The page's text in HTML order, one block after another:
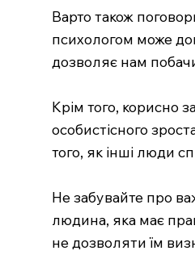
Варто також
психологом може
дозволяє нам
Крім того, корисно
особистісного
того, як інші люди
Не забувайте про
людина, яка має
не дозволяти їм